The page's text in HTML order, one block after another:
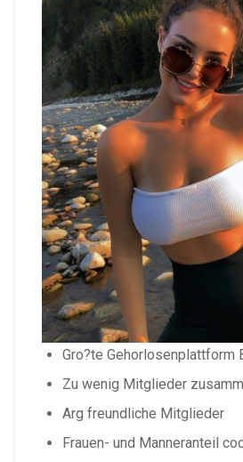
Gro?te Gehorlosenplattform
Zu wenig Mitglieder
Arg freundliche Mitglieder
Frauen- und Manneranteil